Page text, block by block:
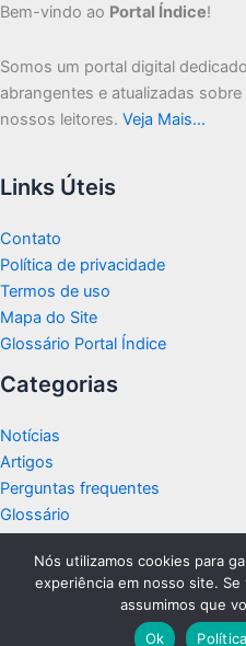
Bem-vindo ao Portal Índice!
Somos um portal digital
abrangentes e atualizadas
nossos leitores. Veja Mais…
Links Úteis
Contato
Política de privacidade
Termos de uso
Mapa do Site
Glossário Portal Índice
Categorias
Notícias
Artigos
Perguntas frequentes
Glossário
Copyright ©
Nós utilizamos cookies para
experiência em nosso site.
assumimos que
Ok